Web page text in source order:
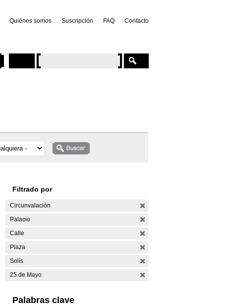
Quiénes somos Suscripción FAQ Contacto
Filtrado por
Circunvalación
Palacio
Calle
Plaza
Solís
25 de Mayo
Palabras clave